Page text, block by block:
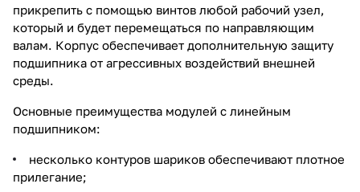
прикрепить с помощью винтов любой рабочий узел,
который и будет перемещаться по направляющим
валам. Корпус обеспечивает дополнительную защиту
подшипника от агрессивных воздействий внешней
среды.
Основные преимущества модулей с линейным
подшипником:
несколько контуров шариков обеспечивают плотное
прилегание;